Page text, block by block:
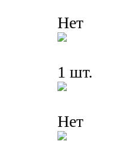
Нет
1 шт.
Нет